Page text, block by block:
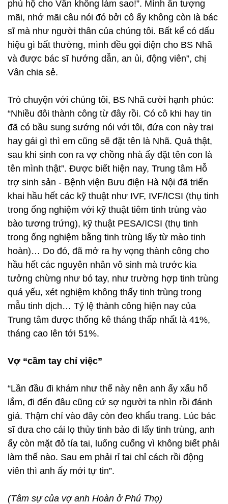
phù hộ cho Vân không làm sao!”. Mình ấn tượng
mãi, nhớ mãi câu nói đó bởi cô ấy không còn là bác
sĩ mà như người thân của chúng tôi. Bất kể có dấu
hiệu gì bất thường, mình đều gọi điện cho BS Nhã
và được bác sĩ hướng dẫn, an ủi, động viên”, chị
Vân chia sẻ.
Trò chuyện với chúng tôi, BS Nhã cười hạnh phúc:
“Nhiều đôi thành công từ đây rồi. Có cô khi hay tin
đã có bầu sung sướng nói với tôi, đứa con này trai
hay gái gì thì em cũng sẽ đặt tên là Nhã. Quả thật,
sau khi sinh con ra vợ chồng nhà ấy đặt tên con là
tên mình thật”. Được biết hiện nay, Trung tâm Hỗ
trợ sinh sản - Bệnh viện Bưu điện Hà Nội đã triển
khai hầu hết các kỹ thuật như IVF, IVF/ICSI (thụ tinh
trong ống nghiệm với kỹ thuật tiêm tinh trùng vào
bào tương trứng), kỹ thuật PESA/ICSI (thụ tinh
trong ống nghiệm bằng tinh trùng lấy từ mào tinh
hoàn)… Do đó, đã mở ra hy vọng thành công cho
hầu hết các nguyên nhân vô sinh mà trước kia
tưởng chừng như bó tay, như trường hợp tinh trùng
quá yếu, xét nghiệm không thấy tinh trùng trong
mẫu tinh dịch… Tỷ lệ thành công hiện nay của
Trung tâm được thống kê tháng thấp nhất là 41%,
tháng cao lên tới 51%.
Vợ “cầm tay chỉ việc”
“Lần đầu đi khám như thế này nên anh ấy xấu hổ
lắm, đi đến đâu cũng cứ sợ người ta nhìn rồi đánh
giá. Thậm chí vào đây còn đeo khẩu trang. Lúc bác
sĩ đưa cho cái lọ thủy tinh bảo đi lấy tinh trùng, anh
ấy còn mặt đỏ tía tai, luống cuống vì không biết phải
làm thế nào. Sau em phải rỉ tai chỉ cách rồi động
viên thì anh ấy mới tự tin”.
(Tâm sự của vợ anh Hoàn ở Phú Thọ)